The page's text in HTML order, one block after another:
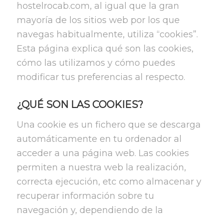
hostelrocab.com, al igual que la gran
mayoría de los sitios web por los que
navegas habitualmente, utiliza “cookies”.
Esta página explica qué son las cookies,
cómo las utilizamos y cómo puedes
modificar tus preferencias al respecto.
¿QUÉ SON LAS COOKIES?
Una cookie es un fichero que se descarga
automáticamente en tu ordenador al
acceder a una página web. Las cookies
permiten a nuestra web la realización,
correcta ejecución, etc como almacenar y
recuperar información sobre tu
navegación y, dependiendo de la